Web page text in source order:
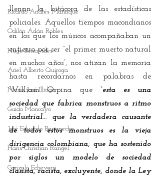
Ricardo Andrés Manrique
Odilón Adán Robles
Hugo Benavides
Ariel Alberto Quiroga
María José Illidge
Guido Moncayo
José Eduardo Barreneche
Hans Christian Rangel
Gonzalo Echeverri
llenan la bitácora de las estadísticas
policiales. Aquellos tiempos macondianos
en los que los músicos acompañaban un
entierro por ser “el primer muerto natural
en muchos años”, nos atizan la memoria
hasta recordarnos en palabras de
William Ospina que “esta es una
sociedad que fabrica monstruos a ritmo
industrial... que la verdadera causante
de todos estos monstruos es la vieja
dirigencia colombiana, que ha sostenido
por siglos un modelo de sociedad
clasista, racista, excluyente, donde la Ley